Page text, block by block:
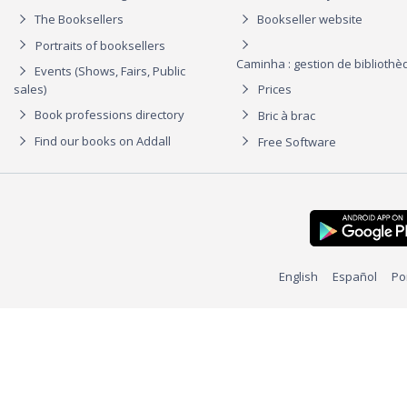
The Booksellers
Portraits of booksellers
Events (Shows, Fairs, Public
sales)
Book professions directory
Find our books on Addall
Bookseller website
Caminha : gestion de
Prices
Bric à brac
Free Software
English Español